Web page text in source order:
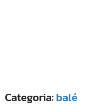
Categoria:balé